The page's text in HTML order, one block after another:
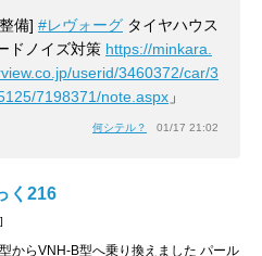
整備] #レヴォーグ タイヤハウス
ドノイズ対策 https://minkara.
userid/3460372/car/3
7198371/note.aspx 」
何シテル？ 01/17 21:02
く216
]
からVNH-B型へ乗り換えました パール